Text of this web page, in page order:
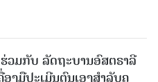
ວມກັບ ລັດຖະບານອົສຕຣາລີ
ອງມືປະເມີນຕົນເອງສຳລັບຄູ